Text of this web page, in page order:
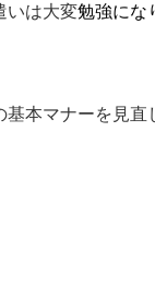
いは大変勉強にな
基本マナーを見直